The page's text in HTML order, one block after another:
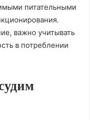
питательными
важно учитывать
в потреблении